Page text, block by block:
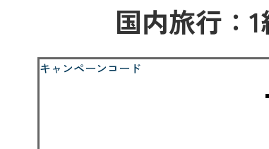
国内旅行 ：
キャンペーンコード